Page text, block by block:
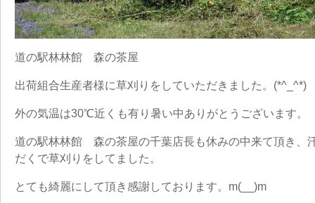
道の駅林林館 森の茶屋
出荷組合生産者様に草刈りをしていただきました。(*^_^*)
外の気温は30℃近くも有り暑い中ありがとうございます。
道の駅林林館 森の茶屋の千葉店長も休みの中来て頂き、
だくで草刈りをしてました。
とても綺麗にして頂き感謝しております。m(__)m